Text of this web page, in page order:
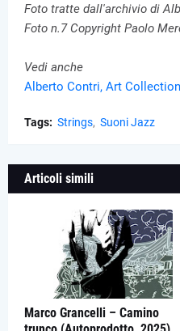
Foto tratte dall'archivio di
Foto n.7 Copyright Paolo
Vedi anche
Alberto Contri, Art
Tags: Strings Suoni Jazz
Articoli simili
Marco Grancelli – Camino